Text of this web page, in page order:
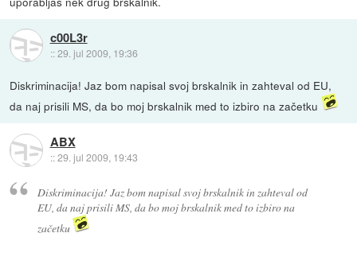
c00L3r
::29. jul 2009, 19:36
Diskriminacija! Jaz bom napisal svoj brskalnik in zahteval od EU,
da naj prisili MS, da bo moj brskalnik med to izbiro na začetku
ABX
::29. jul 2009, 19:43
Diskriminacija! Jaz bom napisal svoj brskalnik in zahteval od
EU, da naj prisili MS, da bo moj brskalnik med to izbiro na
začetku